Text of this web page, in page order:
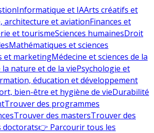
Informatique et IAArts créatifs et
architecture et aviationFinances et
et tourismeSciences humainesDroit
Mathématiques et sciences
et marketingMédecine et sciences de la
la nature et de la viePsychologie et
éducation et développement
bien-être et hygiène de vieDurabilité
Trouver des programmes
Trouver des mastersTrouver des
doctorats👉 Parcourir tous les